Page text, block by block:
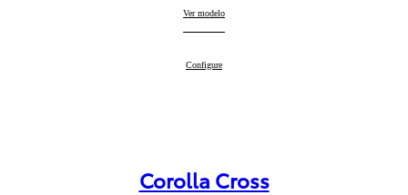
Corolla Sedan
Ver modelo
Corolla Sedan
Configure
Corolla Cross